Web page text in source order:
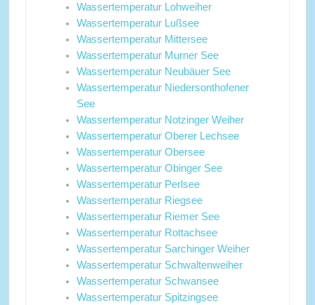
Wassertemperatur Lohweiher
Wassertemperatur Lußsee
Wassertemperatur Mittersee
Wassertemperatur Murner See
Wassertemperatur Neubäuer See
Wassertemperatur Niedersonthofener
See
Wassertemperatur Notzinger Weiher
Wassertemperatur Oberer Lechsee
Wassertemperatur Obersee
Wassertemperatur Obinger See
Wassertemperatur Perlsee
Wassertemperatur Riegsee
Wassertemperatur Riemer See
Wassertemperatur Rottachsee
Wassertemperatur Sarchinger Weiher
Wassertemperatur Schwaltenweiher
Wassertemperatur Schwansee
Wassertemperatur Spitzingsee